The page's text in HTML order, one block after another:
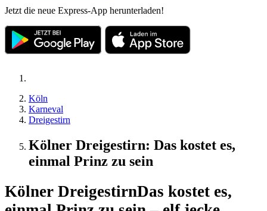
Jetzt die neue Express-App herunterladen!
Köln
Karneval
Dreigestirn
Kölner Dreigestirn: Das kostet es,
einmal Prinz zu sein
Kölner DreigestirnDas kostet es,